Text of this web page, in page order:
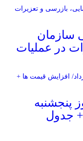
سازمان
در عملیات
پنجشنبه